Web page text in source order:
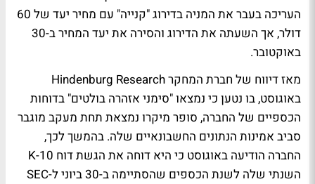
העריכה בעבר את המניה בדירוג "קנייה" עם מחיר יעד של 60
דולר, אך השעתה את הדירוג והסירה את יעד המחיר ב-30
באוקטובר.
מאז דיווח של חברת המחקר Hindenburg Research
באוגוסט, בו נטען כי נמצאו "סימני אזהרה בולטים" בדוחות
הכספיים של החברה, סופר מיקרו נמצאת תחת מעקב מוגבר
סביב אמינות הנתונים החשבונאיים שלה. בהמשך לכך,
החברה הודיעה באוגוסט כי היא דוחה את הגשת דוח 10-K
השנתי שלה לשנת הכספים שהסתיימה ב-30 ביוני ל-SEC